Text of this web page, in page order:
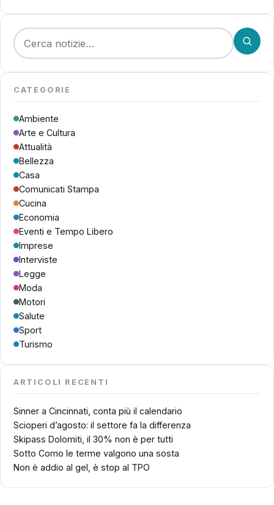
Cerca:
CATEGORIE
Ambiente
Arte e Cultura
Attualità
Bellezza
Casa
Comunicati Stampa
Cucina
Economia
Eventi e Tempo Libero
Imprese
Interviste
Legge
Moda
Motori
Salute
Sport
Turismo
ARTICOLI RECENTI
Sinner a Cincinnati, conta più il calendario
Scioperi d’agosto: il settore fa la differenza
Skipass Dolomiti, il 30% non è per tutti
Sotto Como le terme valgono una sosta
Non è addio al gel, è stop al TPO